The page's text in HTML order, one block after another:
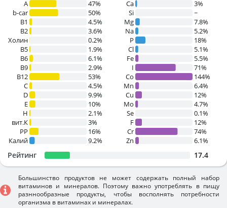
A
47%
b-car
50%
В1
4.5%
B2
3.6%
Холин
0.2%
B5
1.9%
B6
6.1%
B9
2.9%
B12
53%
C
4.5%
D
9.9%
E
10%
H
2.1%
вит.К
3%
PP
16%
Калий
9.2%
Ca
3%
Si
~
Mg
7.8%
Na
5.2%
P
18%
Cl
5.1%
Fe
5.5%
I
71%
Co
144%
Mn
6.4%
Cu
12%
Mo
4.7%
Se
0.1%
F
12%
Cr
74%
Zn
6.1%
Рейтинг 17.4
Большинство продуктов не может содержать полный набор
витаминов и минералов. Поэтому важно употреблять в пищу
разннообразные продукты, чтобы восполнять потребности
организма в витаминах и минералах.